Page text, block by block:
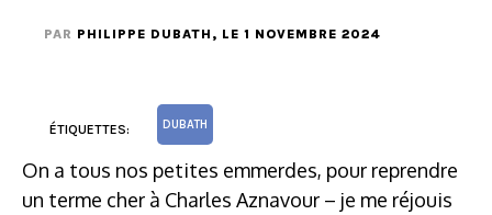
PAR PHILIPPE DUBATH , LE 1 NOVEMBRE 2024
ÉTIQUETTES: DUBATH
On a tous nos petites emmerdes, pour reprendre
un terme cher à Charles Aznavour – je me réjouis